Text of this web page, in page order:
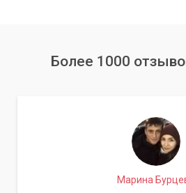
Более 1000
Марина